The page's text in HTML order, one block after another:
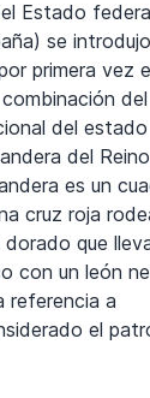
Estado
se introdujo
primera vez
del
del estado
del
es un
cruz roja
que
con un león
referencia a
el